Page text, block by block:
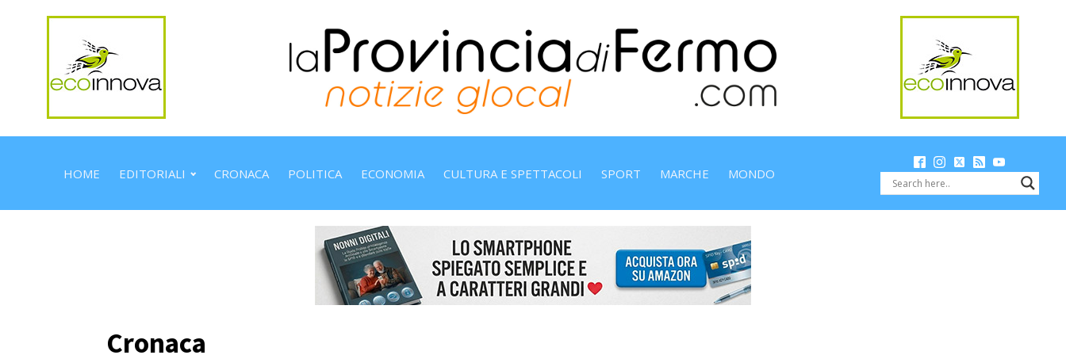
HOME EDITORIALI CRONACA POLITICA ECONOMIA CULTURA E SPETTACOLI SPORT MARCHE MONDO
Cronaca